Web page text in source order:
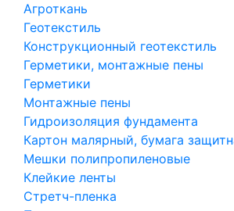
Агроткань
Геотекстиль
Конструкционный геотекстиль
Герметики, монтажные пены
Герметики
Монтажные пены
Гидроизоляция фундамента
Картон малярный, бумага
Мешки полипропиленовые
Клейкие ленты
Стретч-пленка